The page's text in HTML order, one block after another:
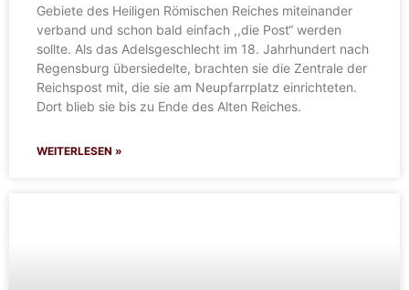
Gebiete des Heiligen Römischen Reiches miteinander
verband und schon bald einfach ,,die Post“ werden
sollte. Als das Adelsgeschlecht im 18. Jahrhundert nach
Regensburg übersiedelte, brachten sie die Zentrale der
Reichspost mit, die sie am Neupfarrplatz einrichteten.
Dort blieb sie bis zu Ende des Alten Reiches.
WEITERLESEN »